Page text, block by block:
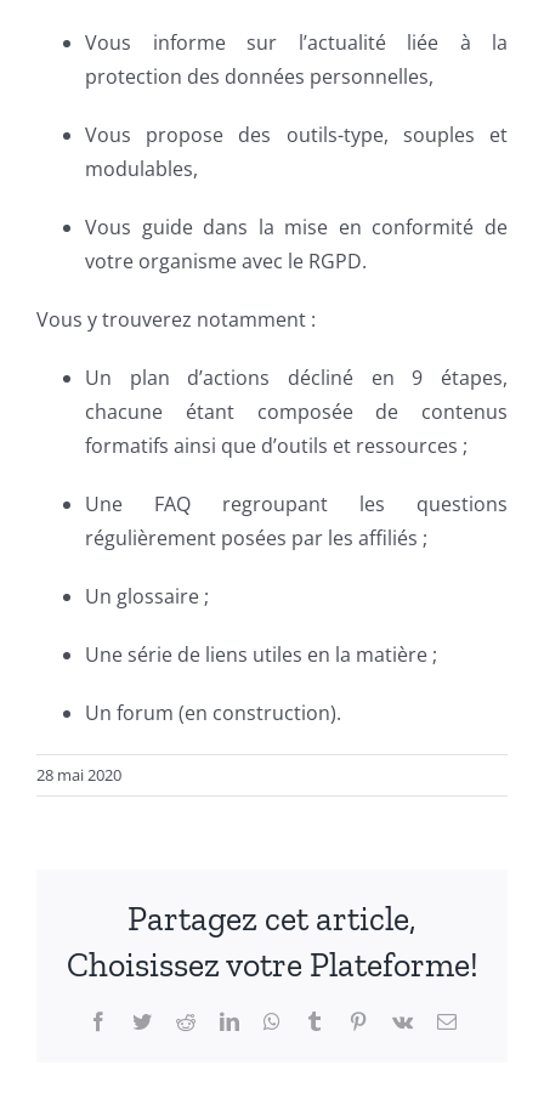
Vous informe sur l’actualité liée à la
protection des données personnelles,
Vous propose des outils-type, souples et
modulables,
Vous guide dans la mise en conformité de
votre organisme avec le RGPD.
Vous y trouverez notamment :
Un plan d’actions décliné en 9 étapes,
chacune étant composée de contenus
formatifs ainsi que d’outils et ressources ;
Une FAQ regroupant les questions
régulièrement posées par les affiliés ;
Un glossaire ;
Une série de liens utiles en la matière ;
Un forum (en construction).
28 mai 2020
Partagez cet article,
Choisissez votre Plateforme!
Facebook
TwitterRedditLinkedInWhatsApp
TumblrPinterest
Vk Email